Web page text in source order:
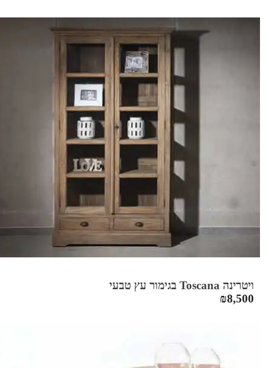
ויטרינה Toscana בגימור עץ טבעי
₪8,500